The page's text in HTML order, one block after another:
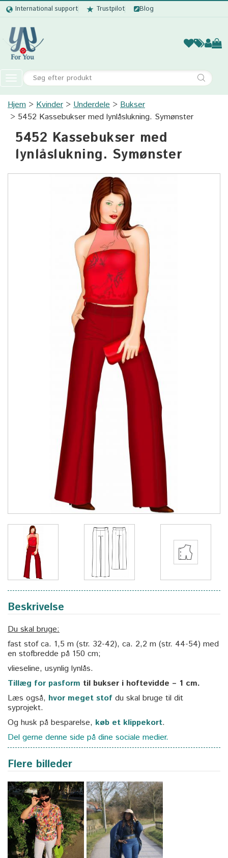
International support Trustpilot Blog
Kvinder
Toggle
navigation
Kvinder
Børn
Hjem Kvinder Underdele
Bukser
5452 Kassebukser med lynlåslukning. Symønster
5452 Kassebukser med
lynlåslukning. Symønster
Beskrivelse
Du skal bruge:
fast stof ca. 1,5 m (str. 32-42), ca. 2,2 m (str. 44-54) med
en stofbredde på 150 cm;
vlieseline, usynlig lynlås.
Tillæg for pasform til bukser i hoftevidde – 1 cm.
Læs også, hvor meget stof du skal bruge til dit
syprojekt.
Og husk på besparelse, køb et klippekort.
Del gerne denne side på dine sociale medier.
Flere billeder